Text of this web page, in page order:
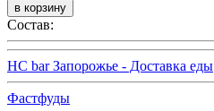
Состав:
HC bar Запорожье - Доставка еды
Фастфуды